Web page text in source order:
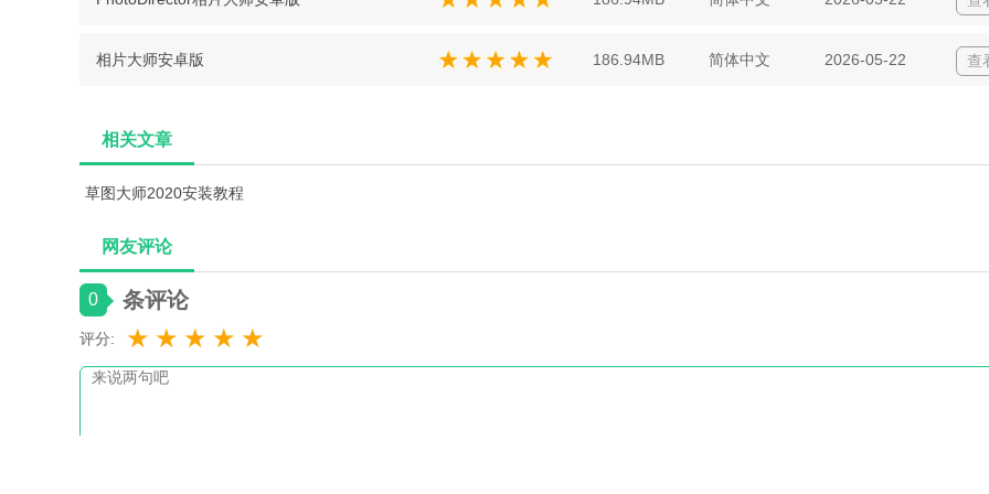
查
相片大师安卓版 186.94MB 简体中文 2026-05-22
相关文章
草图大师2020安装教程
网友评论
0 条评论
评分: ★ ★ ★ ★ ★